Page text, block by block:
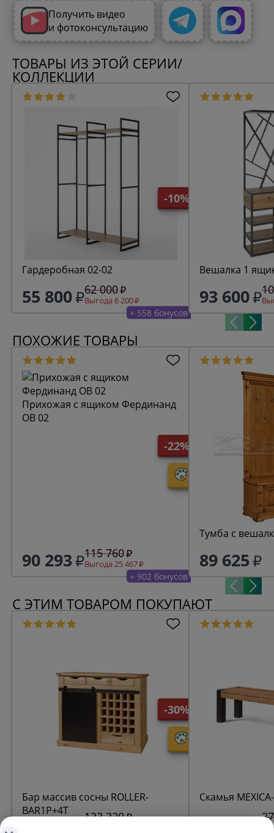
Получить видео
и фотоконсультацию
ТОВАРЫ ИЗ ЭТОЙ СЕРИИ/
КОЛЛЕКЦИИ
-10%
Гардеробная 02-02
55 800 62 000
Выгода 6 200
+ 558 бонусов
Вешалка 1
93 600
ПОХОЖИЕ ТОВАРЫ
-22%
Прихожая с ящиком Фердинанд
ОВ 02
90 293 115 760
Выгода 25 467
+ 902 бонусов
Тумба с
89 625
С ЭТИМ ТОВАРОМ ПОКУПАЮТ
-30%
Бар массив сосны ROLLER-
BAR1P+4T
93 324 133 320
Скамья
18 900